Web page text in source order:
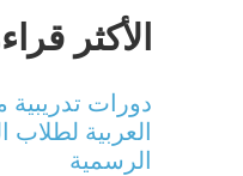
الأكثر
دورات تدريبية
العربية لطلاب
الرسمية